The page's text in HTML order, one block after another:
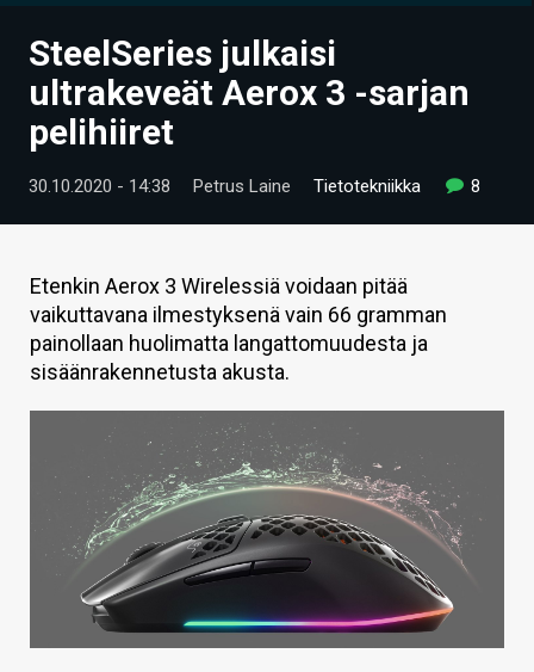
UUTISET
ARTIKKELIT
VIDEOT
TECHBBS
TIETOA
HINTA.FI
KAUPPA
HAKU
SteelSeries julkaisi
ultrakeveät Aerox 3 -sarjan
pelihiiret
30.10.2020 - 14:38 Petrus Laine Tietotekniikka 8
Etenkin Aerox 3 Wirelessiä voidaan pitää
vaikuttavana ilmestyksenä vain 66 gramman
painollaan huolimatta langattomuudesta ja
sisäänrakennetusta akusta.